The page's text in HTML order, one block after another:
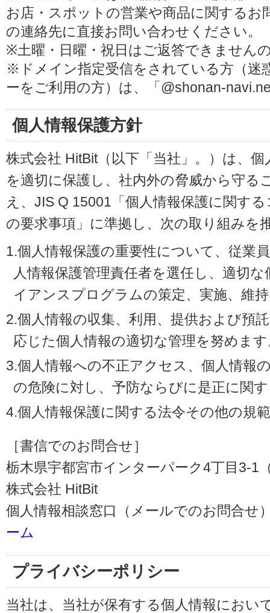
お店・スポットの営業や商品に関する
の連絡先に直接お問い合わせください。
※土曜・日曜・祝日はご返答できません
※ドメイン指定受信をされている方（迷
ーをご利用の方）は、「@shonan-
個人情報保護方針
株式会社 HitBit（以下「当社」。）は、
を適切に保護し、社内外の脅威から守る
え、JIS Q 15001「個人情報保護に関す
の要求事項」に準拠し、次の取り組みを
1.個人情報保護の重要性について、従業
人情報保護管理責任者を選任し、適切
イアンスプログラムの策定、実施、維
2.個人情報の収集、利用、提供および預
応じた個人情報の適切な管理を努めま
3.個人情報への不正アクセス、個人情報
の危険に対し、予防ならびに是正に関
4.個人情報保護に関する法令その他の規
［書信でのお問合せ］
栃木県宇都宮市インターパーク4丁目3-1
株式会社 HitBit
個人情報相談窓口（メールでのお問合せ
ーム
プライバシーポリシー
当社は、当社が保有する個人情報におい